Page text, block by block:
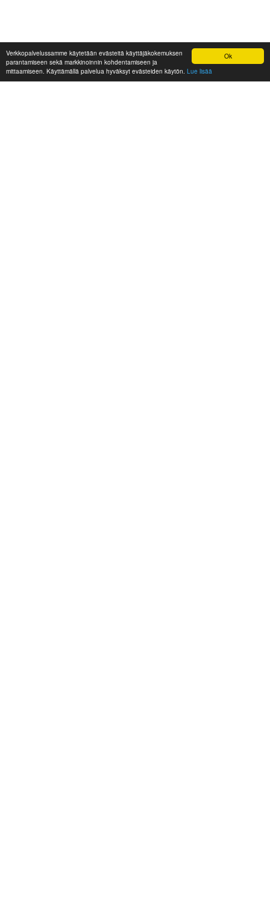
Ok
Verkkopalvelussamme käytetään evästeitä käyttäjäkokemuksen
parantamiseen sekä markkinoinnin kohdentamiseen ja
mittaamiseen. Käyttämällä palvelua hyväksyt evästeiden käytön. Lue lisää